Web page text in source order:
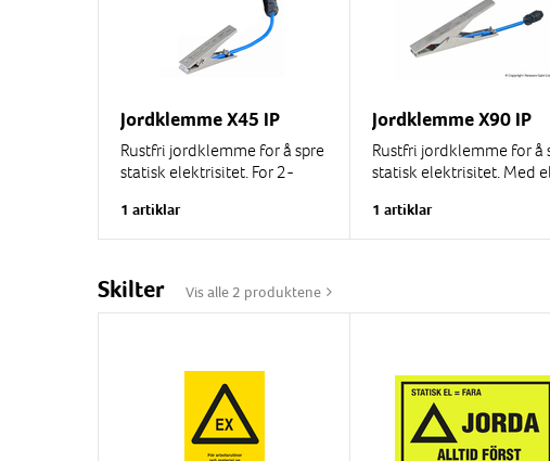
Jordklemme X45 IP
Rustfri jordklemme for å spre
statisk elektrisitet. For 2-
gap 15 mm. Med 2 isolerte
spisser av...
1 artiklar
Jordklemme X90 IP
Rustfri jordklemme for å
statisk elektrisitet. Med
forskjellige lengder
1 artiklar
Skilter Vis alle 2 produktene